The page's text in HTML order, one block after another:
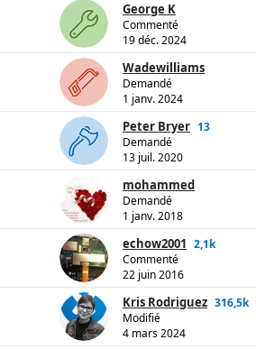
George K
Commenté
19 déc. 2024
Wadewilliams
Demandé
1 janv. 2024
Peter Bryer 13
Demandé
13 juil. 2020
mohammed
Demandé
1 janv. 2018
echow2001 2,1k
Commenté
22 juin 2016
Kris Rodriguez 316,5k
Modifié
4 mars 2024